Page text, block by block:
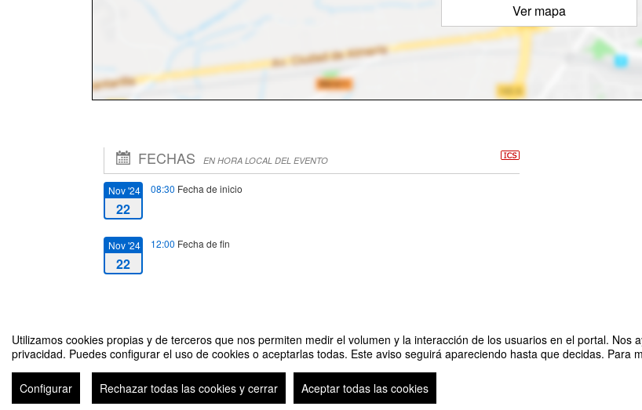
Utilizamos cookies propias y de terceros que nos permiten medir el volumen y la interacción de los usuarios en el portal.
privacidad. Puedes configurar el uso de cookies o aceptarlas todas. Este aviso seguirá apareciendo hasta que decidas. Para
Configurar Rechazar todas las cookies y cerrar Aceptar todas las cookies
Ver mapa
FECHAS EN HORA LOCAL DEL EVENTO
Nov '24
22
08:30 Fecha de inicio
Nov '24
22
12:00 Fecha de fin
Seminario de las realidades, las tendencias y los desafíos de los mercados agroecológicos
Aviso legal|Contacto